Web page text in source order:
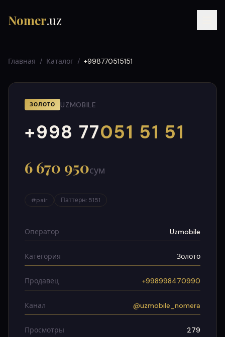
Nomer.uz
UZ УЗ
Главная / Каталог / +998770515151
ЗОЛОТО UZMOBILE
+998 77051 51 51
000
999
6 670 950сум
#pair Паттерн: 5151
Оператор Uzmobile
Категория Золото
Продавец +998998470990
Канал @uzmobile_nomera
Просмотры 279